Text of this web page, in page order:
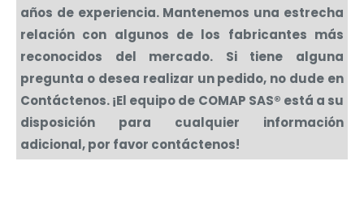
años de experiencia. Mantenemos una estrecha
relación con algunos de los fabricantes más
reconocidos del mercado. Si tiene alguna
pregunta o desea realizar un pedido, no dude en
Contáctenos. ¡El equipo de COMAP SAS® está a su
disposición para cualquier información
adicional, por favor contáctenos!